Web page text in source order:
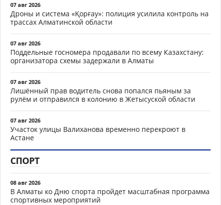
07 авг 2026
Дроны и система «Қорғау»: полиция усилила контроль на
трассах Алматинской области
07 авг 2026
Поддельные госномера продавали по всему Казахстану:
организатора схемы задержали в Алматы
07 авг 2026
Лишённый прав водитель снова попался пьяным за
рулём и отправился в колонию в Жетысуской области
07 авг 2026
Участок улицы Валиханова временно перекроют в
Астане
СПОРТ
08 авг 2026
В Алматы ко Дню спорта пройдет масштабная программа
спортивных мероприятий